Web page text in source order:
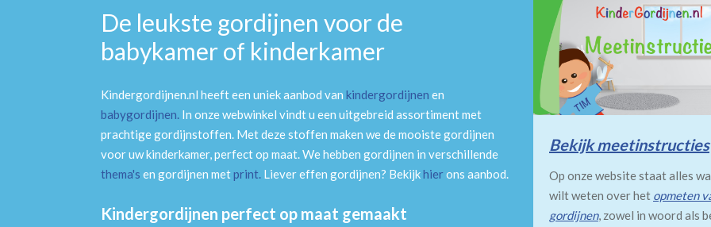
De leukste gordijnen voor de
babykamer of kinderkamer
Kindergordijnen.nl heeft een uniek aanbod van kindergordijnen en
babygordijnen. In onze webwinkel vindt u een uitgebreid assortiment met
prachtige gordijnstoffen. Met deze stoffen maken we de mooiste gordijnen
voor uw kinderkamer, perfect op maat. We hebben gordijnen in verschillende
thema's en gordijnen metprint. Liever effen gordijnen? Bekijkhierons aanbod.
Kindergordijnen perfect op maat gemaakt
Bekijk meetinstructies
Op onze website staat alles
wilt weten over het opmeten
gordijnen, zowel in woord als